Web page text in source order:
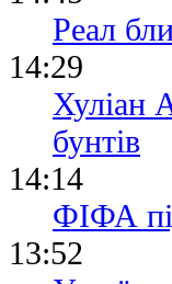
Реал
14:29
Хуліан
бунтів
14:14
ФІФА
13:52